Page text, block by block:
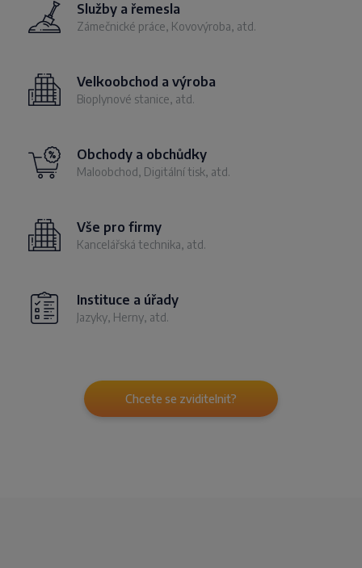
Služby a řemesla
Zámečnické práce, Kovovýroba, atd.
Velkoobchod a výroba
Bioplynové stanice, atd.
Obchody a obchůdky
Maloobchod, Digitální tisk, atd.
Vše pro firmy
Kancelářská technika, atd.
Instituce a úřady
Jazyky, Herny, atd.
Chcete se zviditelnit?